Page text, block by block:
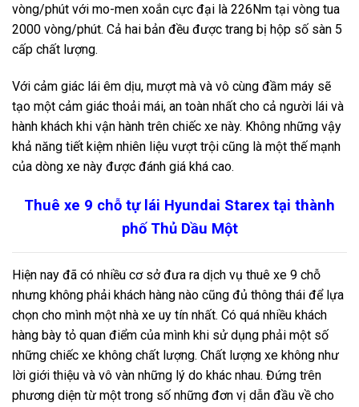
vòng/phút với mo-men xoắn cực đại là 226Nm tại vòng tua
2000 vòng/phút. Cả hai bản đều được trang bị hộp số sàn 5
cấp chất lượng.
Với cảm giác lái êm dịu, mượt mà và vô cùng đầm máy sẽ
tạo một cảm giác thoải mái, an toàn nhất cho cả người lái và
hành khách khi vận hành trên chiếc xe này. Không những vậy
khả năng tiết kiệm nhiên liệu vượt trội cũng là một thế mạnh
của dòng xe này được đánh giá khá cao.
Thuê xe 9 chỗ tự lái Hyundai Starex tại thành
phố Thủ Dầu Một
Hiện nay đã có nhiều cơ sở đưa ra dịch vụ thuê xe 9 chỗ
nhưng không phải khách hàng nào cũng đủ thông thái để lựa
chọn cho mình một nhà xe uy tín nhất. Có quá nhiều khách
hàng bày tỏ quan điểm của mình khi sử dụng phải một số
những chiếc xe không chất lượng. Chất lượng xe không như
lời giới thiệu và vô vàn những lý do khác nhau. Đứng trên
phương diện từ một trong số những đơn vị dẫn đầu về cho